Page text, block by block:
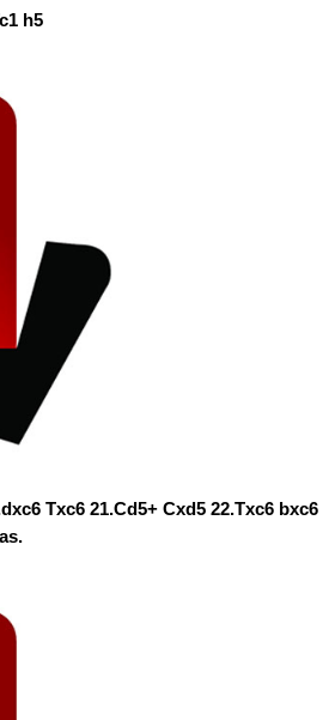
h5
Txc6 21.Cd5+ Cxd5 22.Txc6 bxc6